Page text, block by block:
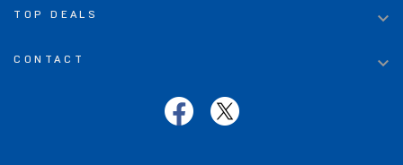
TOP DEALS 
CONTACT 